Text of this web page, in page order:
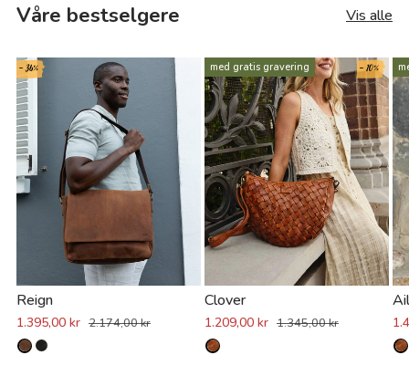
Våre bestselgere Vis alle
- 36%
Reign
1.395,00 kr 2.174,00 kr
med gratis gravering - 10%
Clover
1.209,00 kr 1.345,00 kr